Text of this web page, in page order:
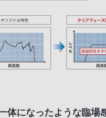
体になったような臨場